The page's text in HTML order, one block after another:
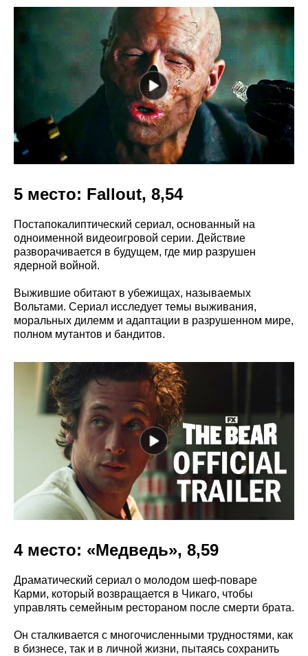
5 место: Fallout, 8,54
Постапокалиптический сериал, основанный на
одноименной видеоигровой серии. Действие
разворачивается в будущем, где мир разрушен
ядерной войной.
Выжившие обитают в убежищах, называемых
Вольтами. Сериал исследует темы выживания,
моральных дилемм и адаптации в разрушенном мире,
полном мутантов и бандитов.
4 место: «Медведь», 8,59
Драматический сериал о молодом шеф-поваре
Карми, который возвращается в Чикаго, чтобы
управлять семейным рестораном после смерти брата.
Он сталкивается с многочисленными трудностями, как
в бизнесе, так и в личной жизни, пытаясь сохранить